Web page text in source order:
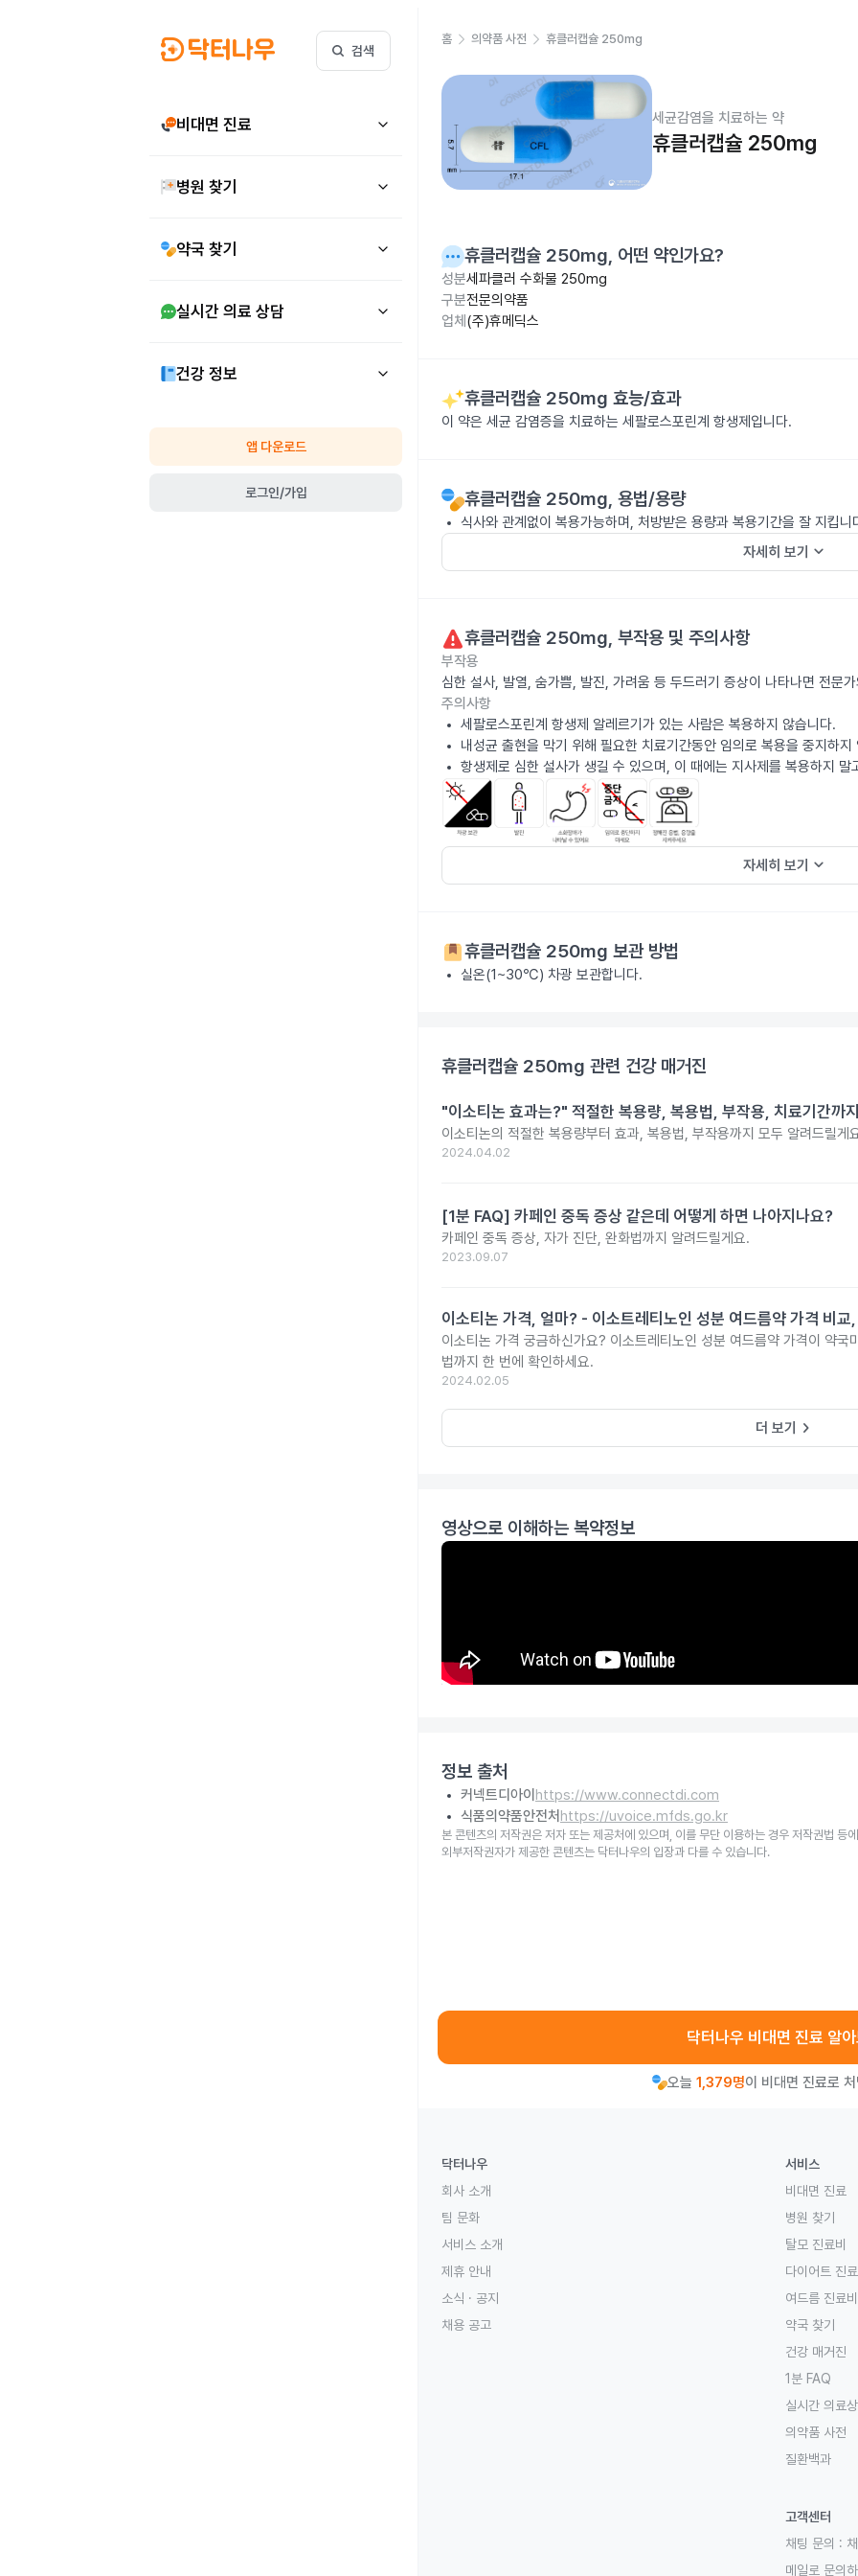
검색
비대면 진료
병원 찾기
약국 찾기
실시간 의료 상담
건강 정보
앱 다운로드
로그인/가입
홈 의약품 사전 휴클러캡슐 250mg
세균감염을 치료하는 약
휴클러캡슐 250mg
휴클러캡슐 250mg, 어떤 약인가요?
성분세파클러 수화물 250mg
구분전문의약품
업체 (주)휴메딕스
휴클러캡슐 250mg 효능/효과
이 약은 세균 감염증을 치료하는 세팔로스포린계 항생제입니다.
휴클러캡슐 250mg, 용법/용량
식사와 관계없이 복용가능하며, 처방받은 용량과 복용기간을 잘 지킵니
자세히 보기 keyboard_arrow_down
휴클러캡슐 250mg, 부작용 및 주의사항
부작용
심한 설사, 발열, 숨가쁨, 발진, 가려움 등 두드러기 증상이 나타나면 전문
주의사항
세팔로스포린계 항생제 알레르기가 있는 사람은 복용하지 않습니다.
내성균 출현을 막기 위해 필요한 치료기간동안 임의로 복용을 중지하지
항생제로 심한 설사가 생길 수 있으며, 이 때에는 지사제를 복용하지 말
자세히 보기 keyboard_arrow_down
휴클러캡슐 250mg 보관 방법
실온(1~30℃) 차광 보관합니다.
휴클러캡슐 250mg 관련 건강 매거진
"이소티논 효과는?" 적절한 복용량, 복용법, 부작용, 치료기간까
이소티논의 적절한 복용량부터 효과, 복용법, 부작용까지 모두 알려드릴게
2024.04.02
[1분 FAQ] 카페인 중독 증상 같은데 어떻게 하면 나아지나요?
카페인 중독 증상, 자가 진단, 완화법까지 알려드릴게요.
2023.09.07
이소티논 가격, 얼마? - 이소트레티노인 성분 여드름약 가격 비교
이소티논 가격 궁금하신가요? 이소트레티노인 성분 여드름약 가격이 약국
법까지 한 번에 확인하세요.
2024.02.05
더 보기 keyboard_arrow_right
영상으로 이해하는 복약정보
정보 출처
커넥트디아이 https://www.connectdi.com
식품의약품안전처 https://uvoice.mfds.go.kr
본 콘텐츠의 저작권은 저자 또는 제공처에 있으며, 이를 무단 이용하는 경우 저작권법 등
외부저작권자가 제공한 콘텐츠는 닥터나우의 입장과 다를 수 있습니다.
닥터나우 비대면 진료 알
오늘 1,379명이 비대면 진료로
닥터나우
회사 소개
팀 문화
서비스 소개
제휴 안내
소식 · 공지
채용 공고
서비스
비대면 진료
병원 찾기
탈모 진료비
다이어트 진
여드름 진료비
약국 찾기
건강 매거진
1분 FAQ
실시간 의료
의약품 사전
질환백과
고객센터
채팅 문의 :
메일로 문의